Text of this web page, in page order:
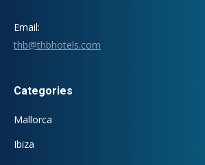
Email:
thb@thbhotels.com
Categories
Mallorca
Ibiza